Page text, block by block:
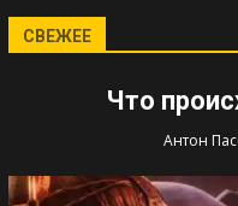
СВЕЖЕЕ
Что
Антон